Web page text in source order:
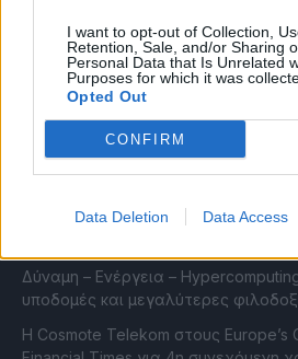
I want to opt-out of Collection,
Retention, Sale, and/or Sharing
Personal Data that Is Unrelated
Purposes for which it was
Opted Out
CONFIRM
Data Deletion Data Access
INFOCOM
Η SpaceX προβλέπει ρόλο-κλειδί
παγκόσμια συνδεσιμότητα
Η Open Secure AI Alliance θέτει το
Η επενδυτική κούρσα στην AI
Δύναμη – Ενέργεια –
υποδομές και μεγαλύτερες
Η Cosmote Telekom στους Europe’s